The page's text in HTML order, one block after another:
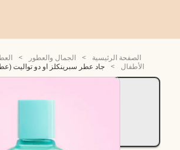
الصفحة الرئيسية > الجمال والعطور >
الأطفال
> جاد عطر سبرينكلز او دو تواليت (عطر